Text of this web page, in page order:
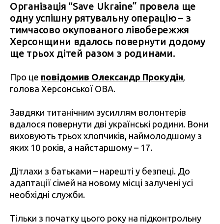
Організація “Save Ukraine” провела ще
одну успішну рятувальну операцію – з
тимчасово окупованого лівобережжя
Херсонщини вдалось повернути додому
ще трьох дітей разом з родинами.
Про це повідомив Олександр Прокудін,
голова Херсонської ОВА.
Завдяки титанічним зусиллям волонтерів
вдалося повернути дві українські родини. Вони
виховують трьох хлопчиків, наймолодшому з
яких 10 років, а найстаршому – 17.
Дітлахи з батьками – нарешті у безпеці. До
адаптації сімей на новому місці залучені усі
необхідні служби.
Тільки з початку цього року на підконтрольну